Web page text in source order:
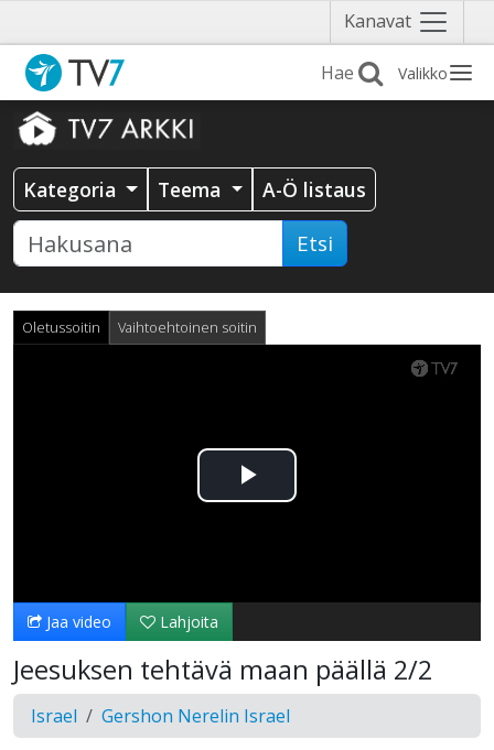
Kanavat Näytä
valikko
Valikko
Kategoria Teema A-Ö listaus
Etsi
Oletussoitin Vaihtoehtoinen soitin
Toista
Jaa video Lahjoita
Jeesuksen tehtävä maan päällä 2/2
Israel Gershon Nerelin Israel